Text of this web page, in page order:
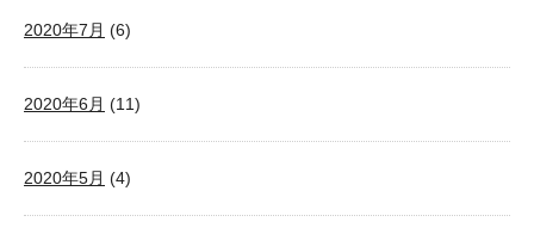
2020年7月 (6)
2020年6月 (11)
2020年5月 (4)